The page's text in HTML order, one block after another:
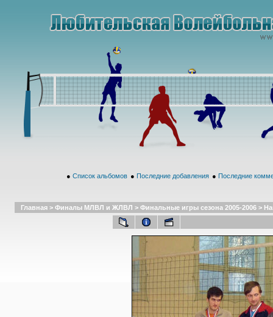
● Список альбомов ● Последние добавления ● Последние
Главная > Финалы МЛВЛ и ЖЛВЛ > Финальные игры сезона 2005-2006 >